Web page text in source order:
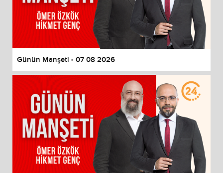
Close Modal Dialog
End of dialog window.
Günün Manşeti - 07 08 2026